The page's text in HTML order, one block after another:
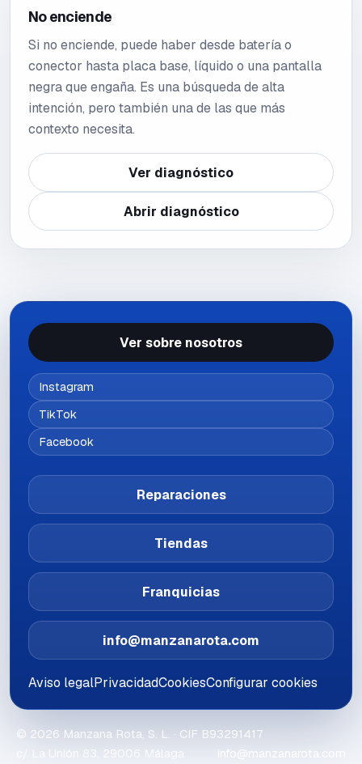
No enciende
Si no enciende, puede haber desde batería o
conector hasta placa base, líquido o una pantalla
negra que engaña. Es una búsqueda de alta
intención, pero también una de las que más
contexto necesita.
Ver diagnóstico
Abrir diagnóstico
Ver sobre nosotros
Instagram
TikTok
Facebook
Reparaciones
Tiendas
Franquicias
info@manzanarota.com
Aviso legalPrivacidadCookiesConfigurar cookies
© 2026 Manzana Rota, S. L. · CIF B93291417
c/ La Unión 83, 29006 Málaga
info@manzanarota.com